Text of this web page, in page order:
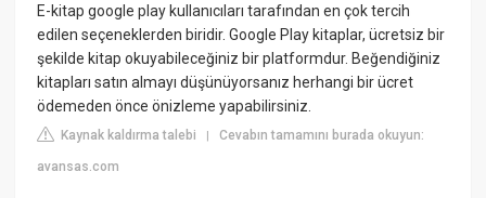
E-kitap google play kullanıcıları tarafından en çok tercih
edilen seçeneklerden biridir. Google Play kitaplar, ücretsiz bir
şekilde kitap okuyabileceğiniz bir platformdur. Beğendiğiniz
kitapları satın almayı düşünüyorsanız herhangi bir ücret
ödemeden önce önizleme yapabilirsiniz.
Kaynak kaldırma talebi |Cevabın tamamını burada okuyun:
avansas.com